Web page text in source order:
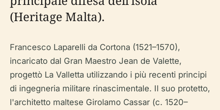
(Heritage Malta).
Francesco Laparelli da Cortona (1521–1570),
incaricato dal Gran Maestro Jean de Valette,
progettò La Valletta utilizzando i più recenti principi
di ingegneria militare rinascimentale. Il suo protetto,
l'architetto maltese Girolamo Cassar (c. 1520–